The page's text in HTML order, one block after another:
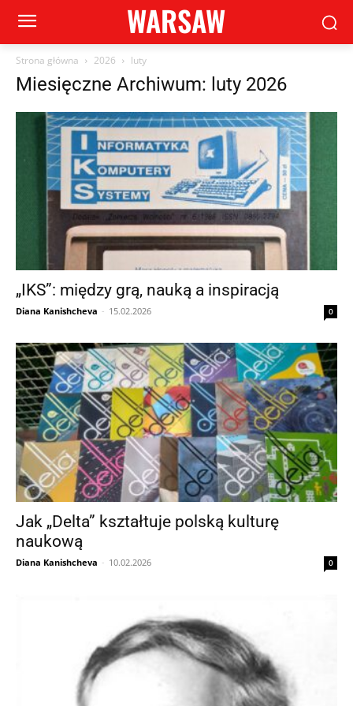
WARSAW
Strona główna 2026 luty
Miesięczne Archiwum: luty 2026
„IKS”: między grą, nauką a inspiracją
Diana Kanishcheva - 15.02.2026 0
Jak „Delta” kształtuje polską kulturę
naukową
Diana Kanishcheva - 10.02.2026 0